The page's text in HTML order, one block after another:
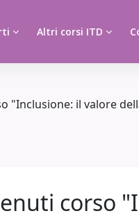
Altri corsi ITD
"Inclusione: il valore
corso